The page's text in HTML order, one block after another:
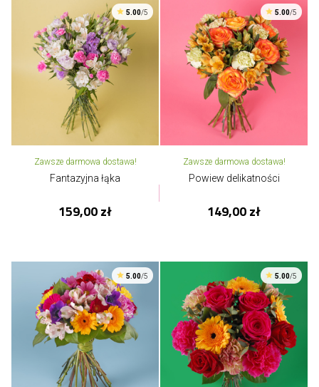
5.00/5
Zawsze darmowa dostawa!
Fantazyjna łąka
159,00 zł
5.00/5
Zawsze darmowa dostawa!
Powiew delikatności
149,00 zł
5.00/5 5.00/5